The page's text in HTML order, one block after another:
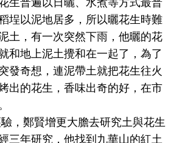
埕以泥地居多，所以曬花生時難
土，有一次突然下雨，他曬的花
和地上泥土攪和在一起了，為了
發奇想，連泥帶土就把花生往火
出的花生，香味出奇的好，在市
，鄭賢增更大膽去研究土與花生
三年研究，他找到九華山的紅土